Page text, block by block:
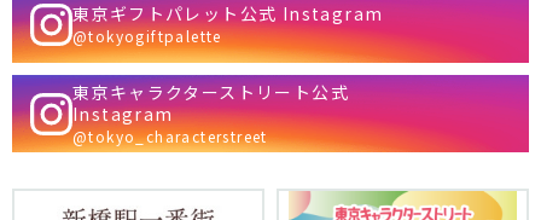
東京ギフトパレット公式 Instagram
@tokyogiftpalette
東京キャラクターストリート公式
Instagram
@tokyo_characterstreet